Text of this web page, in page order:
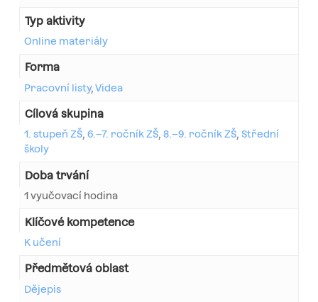
Typ aktivity
Online materiály
Forma
Pracovní listy, Videa
Cílová skupina
1. stupeň ZŠ, 6.–7. ročník ZŠ, 8.–9. ročník ZŠ, Střední
školy
Doba trvání
1 vyučovací hodina
Klíčové kompetence
K učení
Předmětová oblast
Dějepis